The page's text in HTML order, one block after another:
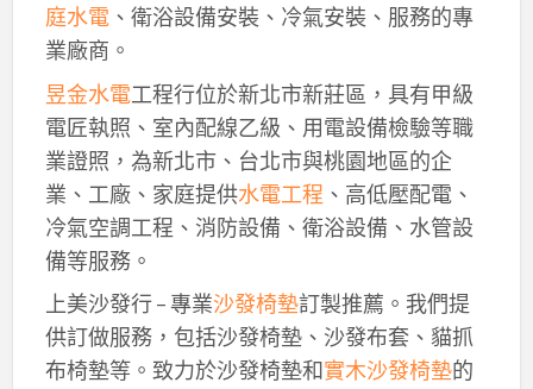
庭水電、衛浴設備安裝、冷氣安裝、服務的專
業廠商。
昱金水電工程行位於新北市新莊區，具有甲級
電匠執照、室內配線乙級、用電設備檢驗等職
業證照，為新北市、台北市與桃園地區的企
業、工廠、家庭提供水電工程 、高低壓配電、
冷氣空調工程、消防設備、衛浴設備、水管設
備等服務。
上美沙發行 – 專業沙發椅墊訂製推薦。我們提
供訂做服務，包括沙發椅墊、沙發布套、貓抓
布椅墊等。致力於沙發椅墊和實木沙發椅墊的